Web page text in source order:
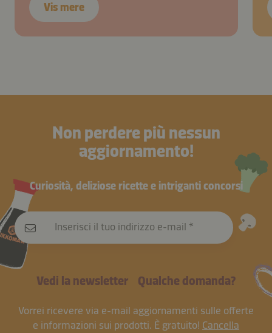
Vis mere
Non perdere più nessun
aggiornamento!
Curiosità, deliziose ricette e intriganti concorsi
Inserisci il tuo indirizzo e-mail
Vedi la newsletter Qualche domanda?
Vorrei ricevere via e-mail aggiornamenti sulle offerte
e informazioni sui prodotti. È gratuito! Cancella